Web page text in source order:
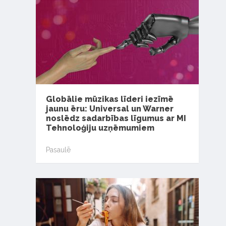
Globālie mūzikas līderi iezīmē
jaunu ēru: Universal un Warner
noslēdz sadarbības līgumus ar MI
Tehnoloģiju uzņēmumiem
Pasaulē